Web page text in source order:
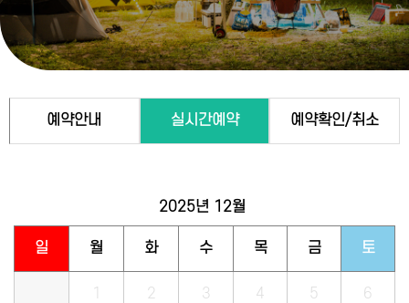
예약안내 실시간예약 예약확인/취소
2025년 12월
일 월 화 수 목 금 토
1 2 3 4 5 6